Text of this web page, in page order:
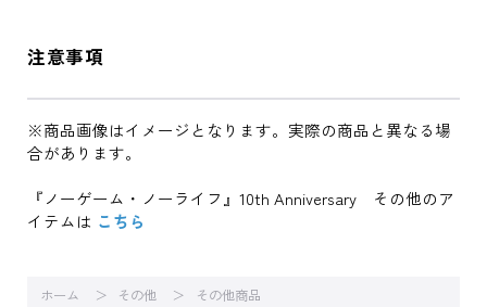
注意事項
※商品画像はイメージとなります。実際の商品と異なる場
合があります。
『ノーゲーム・ノーライフ』10th Anniversary その他のア
イテムは こちら
ホーム その他 その他商品